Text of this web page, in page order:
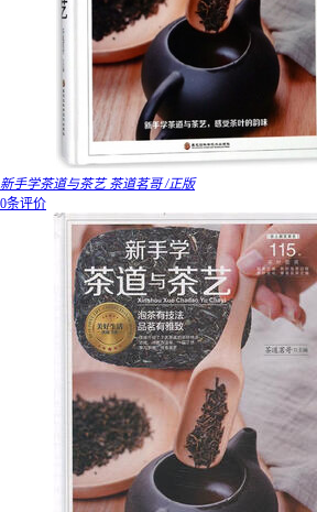
新手学茶道与茶艺 茶道茗哥 /正版
0条评价